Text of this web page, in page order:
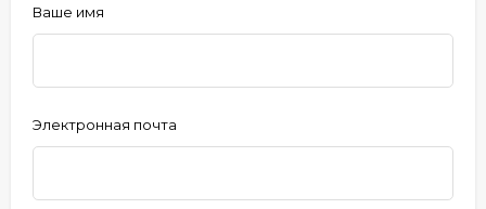
Ваше имя
Электронная почта